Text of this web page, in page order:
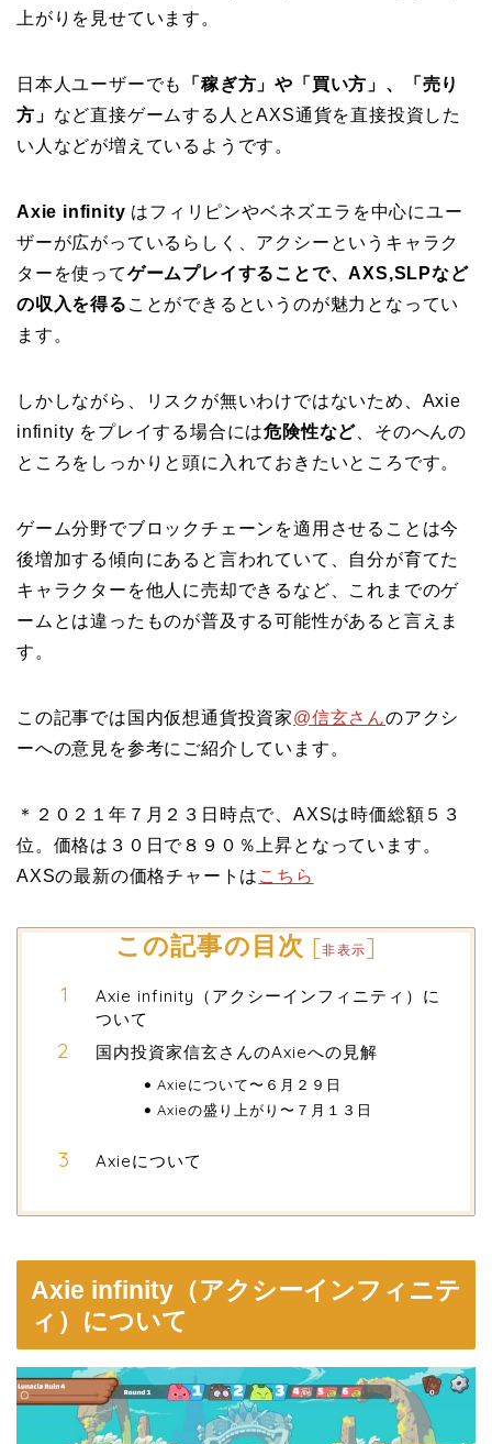
上がりを見せています。
日本人ユーザーでも
「稼ぎ方」や「買い方」、「売り
方」 など直接ゲームする人とAXS通貨を直接投資した
い人などが増えているようです。
Axie infinity はフィリピンやベネズエラを中心にユー
ザーが広がっているらしく、アクシーというキャラク
ターを使ってゲームプレイすることで、AXS,SLPなど
の収入を得る ことができるというのが魅力となってい
ます。
しかしながら、リスクが無いわけではないため、Axie
infinity をプレイする場合には危険性など 、そのへんの
ところをしっかりと頭に入れておきたいところです。
ゲーム分野でブロックチェーンを適用させることは今
後増加する傾向にあると言われていて、自分が育てた
キャラクターを他人に売却できるなど、これまでのゲ
ームとは違ったものが普及する可能性があると言えま
す。
この記事では国内仮想通貨投資家@信玄さんのアクシ
ーへの意見を参考にご紹介しています。
＊２０２１年７月２３日時点で、AXSは時価総額５３
位。価格は３０日で８９０％上昇となっています。
AXSの最新の価格チャートは こちら
この記事の目次 [非表示]
Axie infinity（アクシーインフィニティ）に
ついて
国内投資家信玄さんのAxieへの見解
Axieについて〜６月２９日
Axieの盛り上がり〜７月１３日
Axieについて
Axie infinity（アクシーインフィニテ
ィ）について